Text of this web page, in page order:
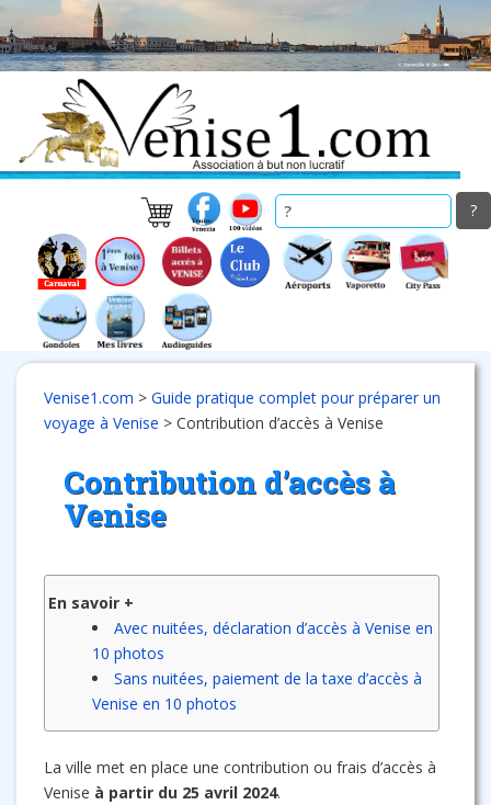
to
main
Venise1.com > Guide pratique complet pour préparer un
voyage à Venise > Contribution d’accès à Venise
Contribution d’accès à
Venise
En savoir +
Avec nuitées, déclaration d’accès à Venise en
10 photos
Sans nuitées, paiement de la taxe d’accès à
Venise en 10 photos
La ville met en place une contribution ou frais d’accès à
Venise à partir du 25 avril 2024.